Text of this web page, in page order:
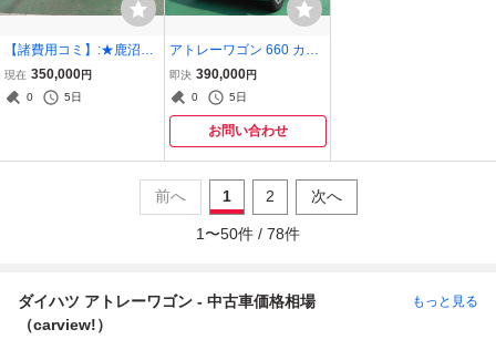
【諸費用コミ】:★鹿沼市
発★ 平成21年 アトレーワ
ゴン AT ETC
現在 350,000円
0
5日
アトレーワゴン 660 カス
タムターボR ポータブル
ナビ ETC キーレス 両側ス
即決 390,000円
0
5日
お問い合わせ
前へ 1 2 次へ
1 〜50件 / 78件
ダイハツ アトレーワゴン - 中古車価格相場
（carview!）
もっと見る